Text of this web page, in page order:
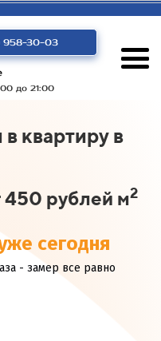
958-30-03
до 21:00
квартиру в
450 рублей м2
сегодня
- замер все равно